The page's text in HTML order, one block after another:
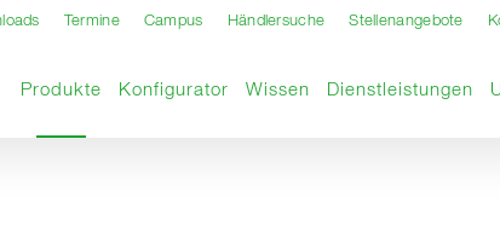
Termine Campus Händlersuche Stellenangebote
Produkte Aktuelle Seite
Konfigurator Wissen Dienstleistungen